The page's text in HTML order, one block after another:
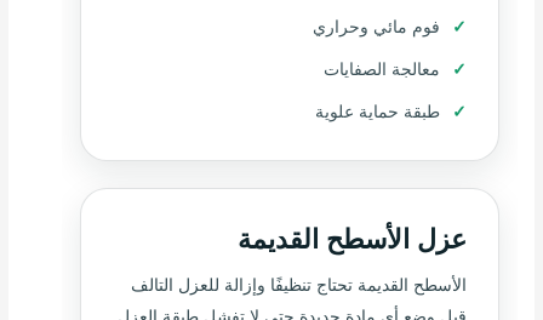
فوم مائي وحراري
معالجة الصفايات
طبقة حماية علوية
عزل الأسطح القديمة
الأسطح القديمة تحتاج تنظيفًا وإزالة للعزل التالف